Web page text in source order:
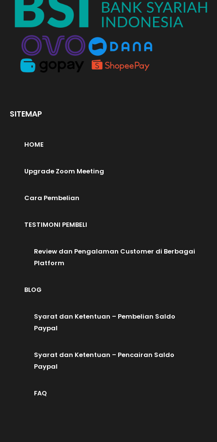
SITEMAP
HOME
Upgrade Zoom Meeting
Cara Pembelian
TESTIMONI PEMBELI
Review dan Pengalaman Customer di Berbagai
Platform
BLOG
Syarat dan Ketentuan – Pembelian Saldo
Paypal
Syarat dan Ketentuan – Pencairan Saldo
Paypal
FAQ